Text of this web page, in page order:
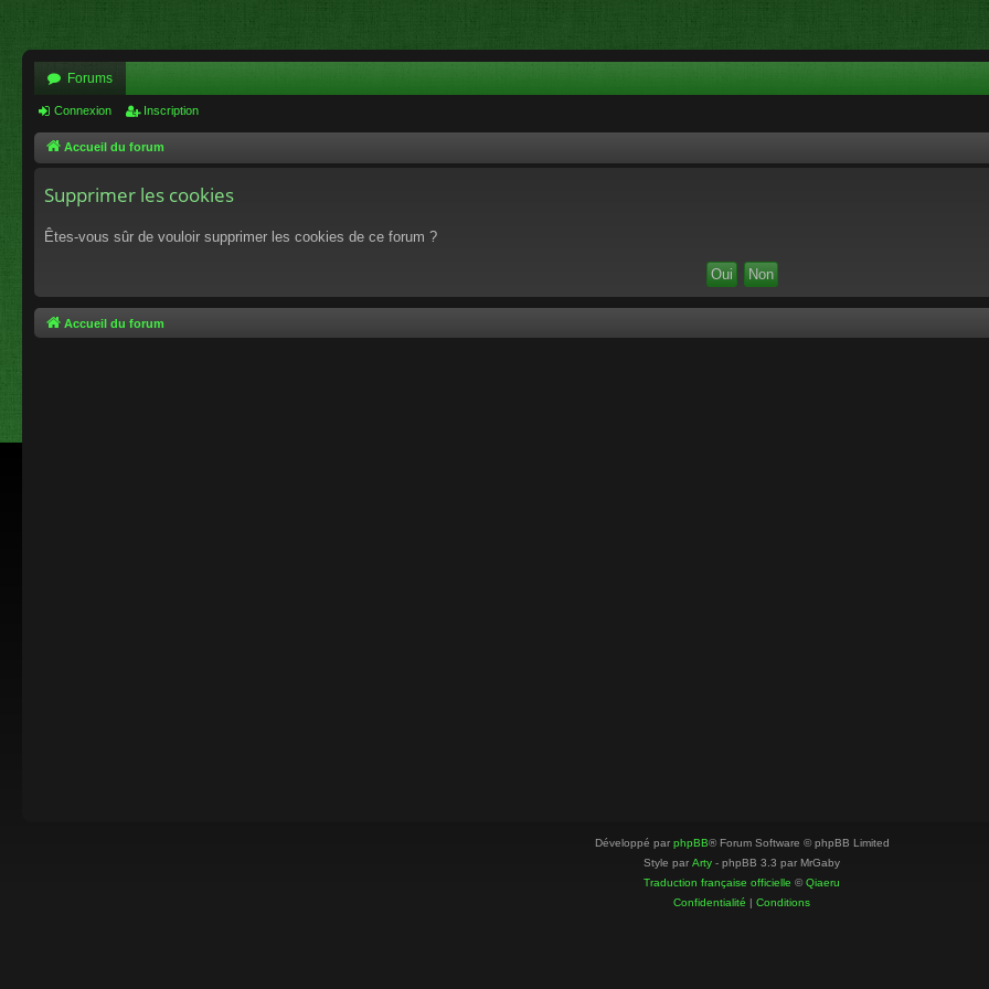
Forums
Connexion Inscription
Accueil du forum
Supprimer les cookies
Êtes-vous sûr de vouloir supprimer les cookies de ce forum ?
Accueil du forum
Développé par phpBB® Forum Software © phpBB Limited
Style par Arty - phpBB 3.3 par MrGaby
Traduction française officielle ©Qiaeru
Confidentialité | Conditions